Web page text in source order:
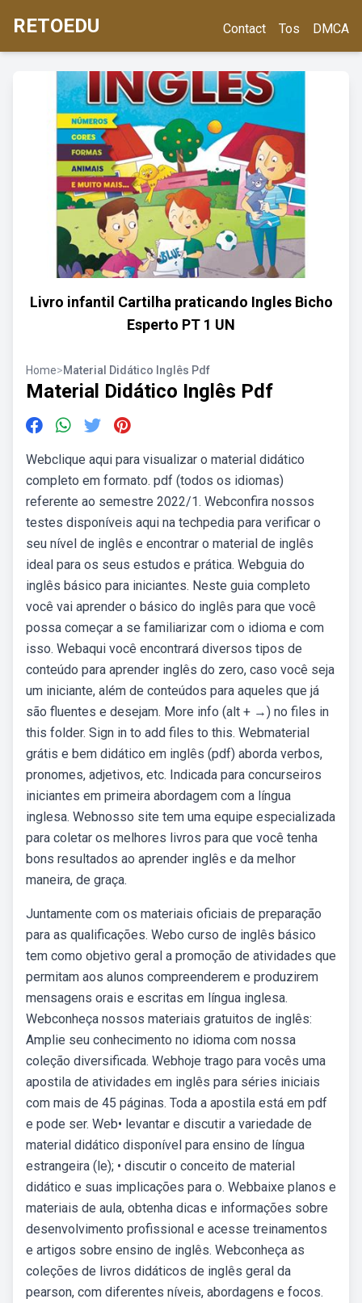
RETOEDU Contact Tos DMCA
Livro infantil Cartilha praticando Ingles Bicho
Esperto PT 1 UN
Home>Material Didático Inglês Pdf
Material Didático Inglês Pdf
Webclique aqui para visualizar o material didático
completo em formato. pdf (todos os idiomas)
referente ao semestre 2022/1. Webconfira nossos
testes disponíveis aqui na techpedia para verificar o
seu nível de inglês e encontrar o material de inglês
ideal para os seus estudos e prática. Webguia do
inglês básico para iniciantes. Neste guia completo
você vai aprender o básico do inglês para que você
possa começar a se familiarizar com o idioma e com
isso. Webaqui você encontrará diversos tipos de
conteúdo para aprender inglês do zero, caso você seja
um iniciante, além de conteúdos para aqueles que já
são fluentes e desejam. More info (alt + →) no files in
this folder. Sign in to add files to this. Webmaterial
grátis e bem didático em inglês (pdf) aborda verbos,
pronomes, adjetivos, etc. Indicada para concurseiros
iniciantes em primeira abordagem com a língua
inglesa. Webnosso site tem uma equipe especializada
para coletar os melhores livros para que você tenha
bons resultados ao aprender inglês e da melhor
maneira, de graça.
Juntamente com os materiais oficiais de preparação
para as qualificações. Webo curso de inglês básico
tem como objetivo geral a promoção de atividades que
permitam aos alunos compreenderem e produzirem
mensagens orais e escritas em língua inglesa.
Webconheça nossos materiais gratuitos de inglês:
Amplie seu conhecimento no idioma com nossa
coleção diversificada. Webhoje trago para vocês uma
apostila de atividades em inglês para séries iniciais
com mais de 45 páginas. Toda a apostila está em pdf
e pode ser. Web• levantar e discutir a variedade de
material didático disponível para ensino de língua
estrangeira (le); • discutir o conceito de material
didático e suas implicações para o. Webbaixe planos e
materiais de aula, obtenha dicas e informações sobre
desenvolvimento profissional e acesse treinamentos
e artigos sobre ensino de inglês. Webconheça as
coleções de livros didáticos de inglês geral da
pearson, com diferentes níveis, abordagens e focos.